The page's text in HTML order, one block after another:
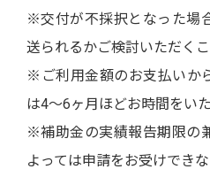
※交付が不採択となった場
送られるかご検討いただくこ
※ご利用金額のお支払いか
は4〜6ヶ月ほどお時間をい
※補助金の実績報告期限の
よっては申請をお受けでき